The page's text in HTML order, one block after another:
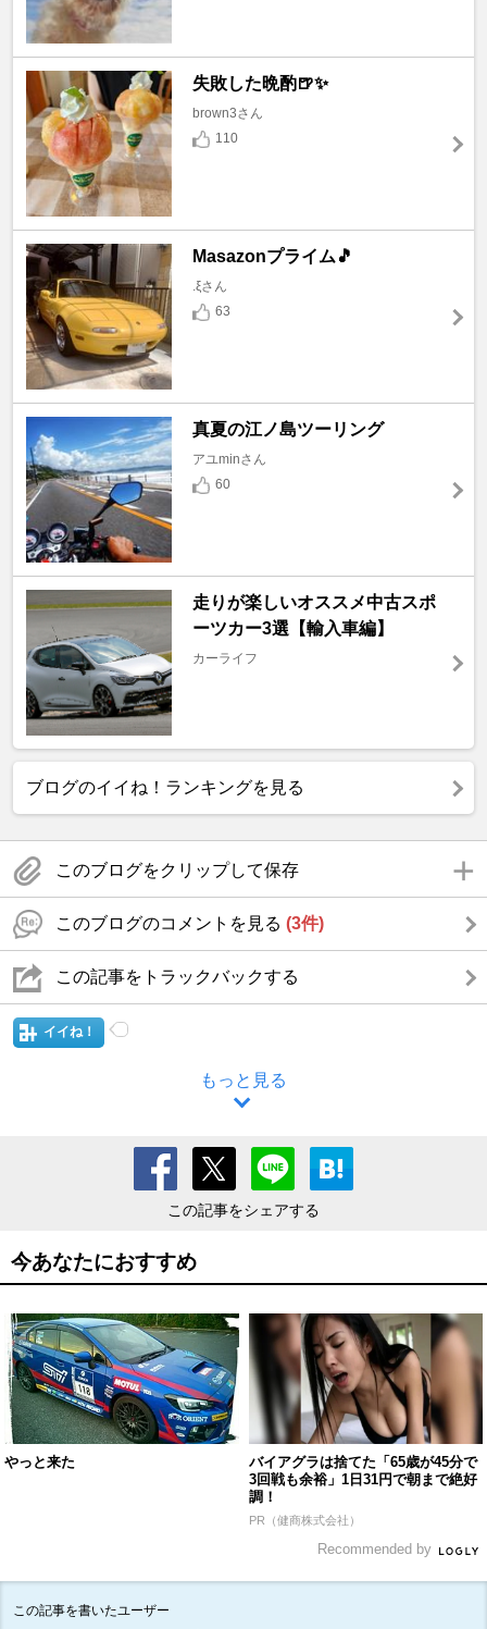
失敗した晩酌🍺✨
brown3さん
110
Masazonプライム🎵
.ξさん
63
真夏の江ノ島ツーリング
アユminさん
60
走りが楽しいオススメ中古スポ
ーツカー3選【輸入車編】
カーライフ
ブログのイイね！ランキングを見る
このブログをクリップして保存
このブログのコメントを見る (3件)
この記事をトラックバックする
イイね！
もっと見る
この記事をシェアする
今あなたにおすすめ
やっと来た
バイアグラは捨てた「65歳が45分で
3回戦も余裕」1日31円で朝まで絶好
調！
PR（健商株式会社）
Recommended by
この記事を書いたユーザー